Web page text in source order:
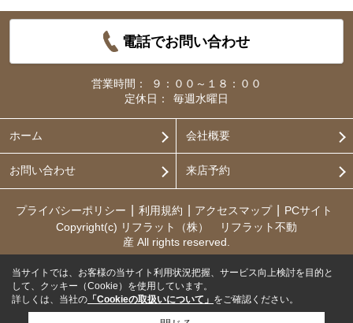
電話でお問い合わせ
営業時間：
９：００～１８：００
定休日：
毎週水曜日
ホーム 会社概要
お問い合わせ 来店予約
プライバシーポリシー 利用規約 アクセスマップ
PCサイト
Copyright(c) リフラット（株） リフラット不動
産 All rights reserved.
当サイトでは、お客様の当サイト利用状況把握、サービス向上検討を目的と
して、クッキー（Cookie）を使用しています。
詳しくは、当社の 「Cookieの取扱いについて」 をご確認ください。